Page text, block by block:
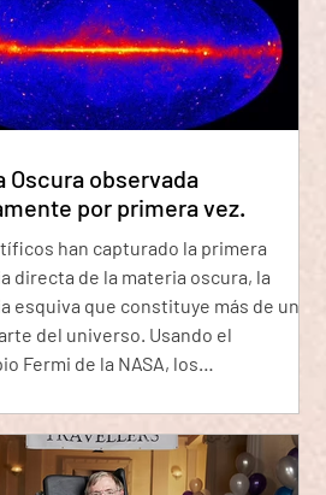
genoma realmente importa?
que debido a que la
de nuestro ADN está activo, debe
Oscura observada
por primera vez.
han capturado la primera
directa de la materia oscura, la
esquiva que constituye más de una
del universo. Usando el
Fermi de la NASA, los
de rayos gamma que emerge de una
"similar a un halo" que rodea la Vía
Su frecuencia e intensidad sugieren